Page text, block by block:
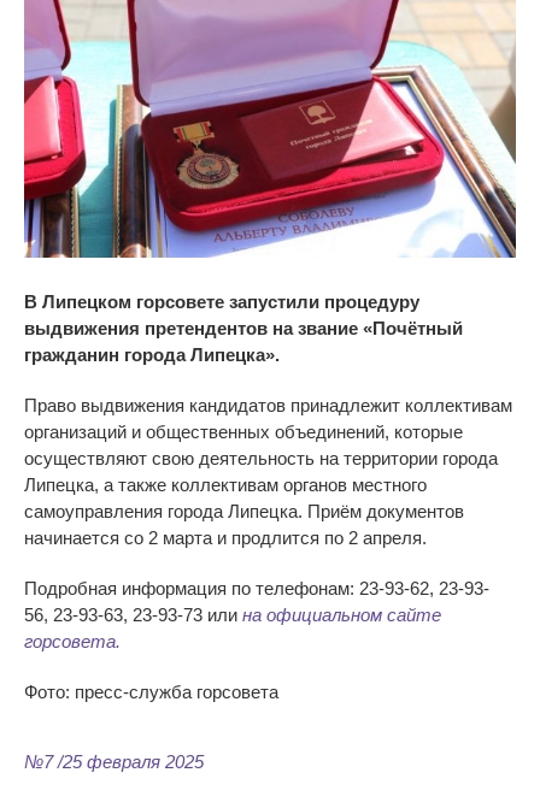
В Липецком горсовете запустили процедуру
выдвижения претендентов на звание «Почётный
гражданин города Липецка».
Право выдвижения кандидатов принадлежит коллективам
организаций и общественных объединений, которые
осуществляют свою деятельность на территории города
Липецка, а также коллективам органов местного
самоуправления города Липецка. Приём документов
начинается со 2 марта и продлится по 2 апреля.
Подробная информация по телефонам: 23-93-62, 23-93-
56, 23-93-63, 23-93-73 или на официальном сайте
горсовета.
Фото: пресс-служба горсовета
№7 /25 февраля 2025